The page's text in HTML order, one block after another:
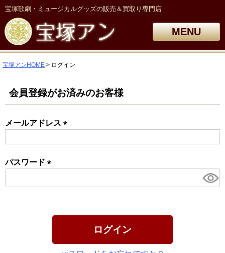
宝塚歌劇・ミュージカルグッズの販売＆買取り専門店
MENU
宝塚アンHOME ログイン
会員登録がお済みのお客様
メールアドレス
パスワード
須)
ログイン